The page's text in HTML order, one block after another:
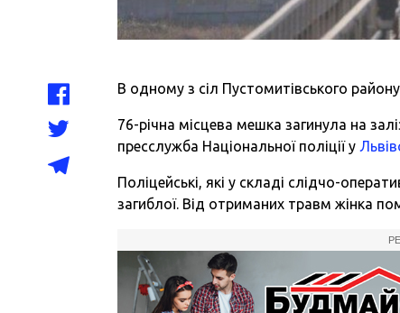
В одному з сіл Пустомитівського
76-річна місцева мешка загинула на
пресслужба Національної поліції у
Поліцейські, які у складі слідчо-
загиблої. Від отриманих травм жінка